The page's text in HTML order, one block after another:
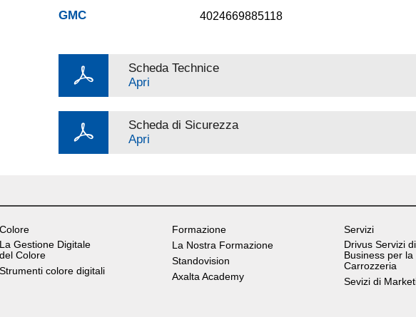
GMC 4024669885118
Scheda Technice
Apri
Scheda di Sicurezza
Apri
Colore
La Gestione Digitale
del Colore
Strumenti colore digitali
Formazione
La Nostra Formazione
Standovision
Axalta Academy
Servizi
Drivus Servizi di
Business per la
Carrozzeria
Sevizi di